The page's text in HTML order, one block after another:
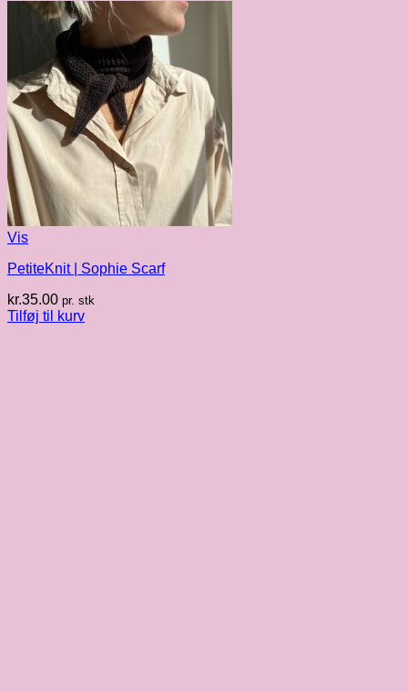
Vis
PetiteKnit | Sophie Scarf
kr.35.00 pr. stk
Tilføj til kurv